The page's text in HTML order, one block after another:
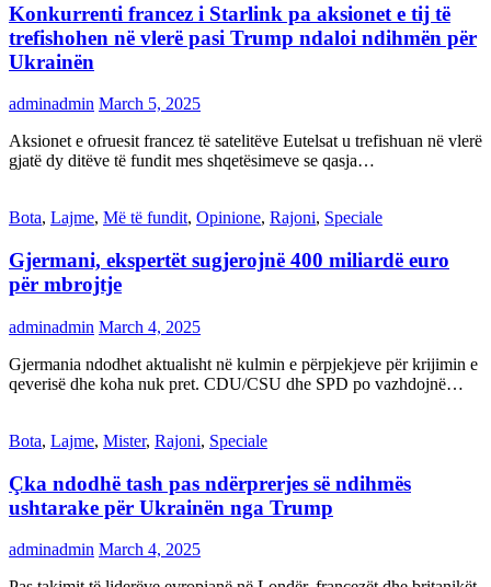
Konkurrenti francez i Starlink pa aksionet e tij të
trefishohen në vlerë pasi Trump ndaloi ndihmën për
Ukrainën
adminadmin March 5, 2025
Aksionet e ofruesit francez të satelitëve Eutelsat u trefishuan në vlerë
gjatë dy ditëve të fundit mes shqetësimeve se qasja…
Bota, Lajme, Më të fundit, Opinione, Rajoni, Speciale
Gjermani, ekspertët sugjerojnë 400 miliardë euro
për mbrojtje
adminadmin March 4, 2025
Gjermania ndodhet aktualisht në kulmin e përpjekjeve për krijimin e
qeverisë dhe koha nuk pret. CDU/CSU dhe SPD po vazhdojnë…
Bota, Lajme, Mister, Rajoni, Speciale
Çka ndodhë tash pas ndërprerjes së ndihmës
ushtarake për Ukrainën nga Trump
adminadmin March 4, 2025